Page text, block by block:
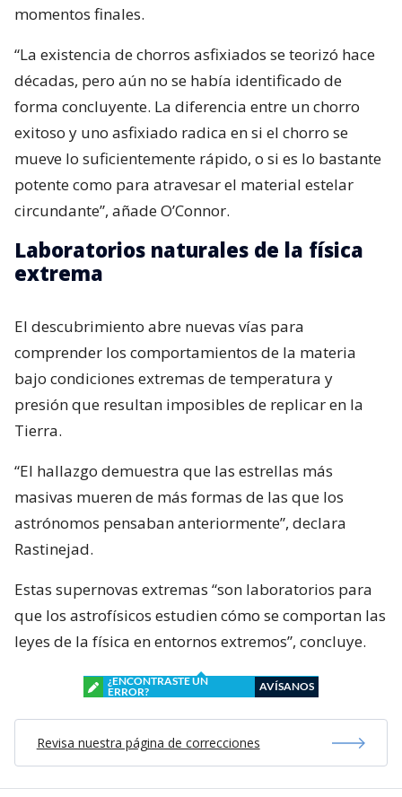
momentos finales.
“La existencia de chorros asfixiados se teorizó hace
décadas, pero aún no se había identificado de
forma concluyente. La diferencia entre un chorro
exitoso y uno asfixiado radica en si el chorro se
mueve lo suficientemente rápido, o si es lo bastante
potente como para atravesar el material estelar
circundante”, añade O’Connor.
Laboratorios naturales de la física
extrema
El descubrimiento abre nuevas vías para
comprender los comportamientos de la materia
bajo condiciones extremas de temperatura y
presión que resultan imposibles de replicar en la
Tierra.
“El hallazgo demuestra que las estrellas más
masivas mueren de más formas de las que los
astrónomos pensaban anteriormente”, declara
Rastinejad.
Estas supernovas extremas “son laboratorios para
que los astrofísicos estudien cómo se comportan las
leyes de la física en entornos extremos”, concluye.
¿ENCONTRASTE UN
ERROR?
AVÍSANOS
Revisa nuestra página de correcciones